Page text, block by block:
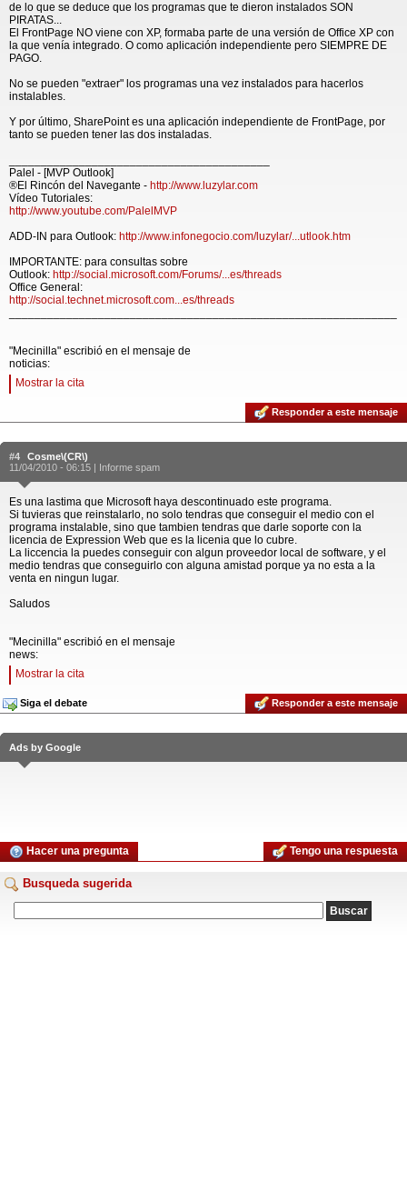
de lo que se deduce que los programas que te dieron instalados SON
PIRATAS...
El FrontPage NO viene con XP, formaba parte de una versión de Office XP con
la que venía integrado. O como aplicación independiente pero SIEMPRE DE
PAGO.
No se pueden "extraer" los programas una vez instalados para hacerlos
instalables.
Y por último, SharePoint es una aplicación independiente de FrontPage, por
tanto se pueden tener las dos instaladas.
Palel - [MVP Outlook]
®El Rincón del Navegante - http://www.luzylar.com
Vídeo Tutoriales:
http://www.youtube.com/PalelMVP
ADD-IN para Outlook: http://www.infonegocio.com/luzylar/...utlook.htm
IMPORTANTE: para consultas sobre
Outlook: http://social.microsoft.com/Forums/...es/threads
Office General:
http://social.technet.microsoft.com...es/threads
"Mecinilla" escribió en el mensaje de
noticias:
Mostrar la cita
Responder a este mensaje
#4
Cosme\(CR\)
11/04/2010 - 06:15 | Informe spam
Es una lastima que Microsoft haya descontinuado este programa.
Si tuvieras que reinstalarlo, no solo tendras que conseguir el medio con el
programa instalable, sino que tambien tendras que darle soporte con la
licencia de Expression Web que es la licenia que lo cubre.
La liccencia la puedes conseguir con algun proveedor local de software, y el
medio tendras que conseguirlo con alguna amistad porque ya no esta a la
venta en ningun lugar.
Saludos
"Mecinilla" escribió en el mensaje
news:
Mostrar la cita
Siga el debate Responder a este mensaje
Ads by Google
Hacer una pregunta Tengo una respuesta
Busqueda sugerida